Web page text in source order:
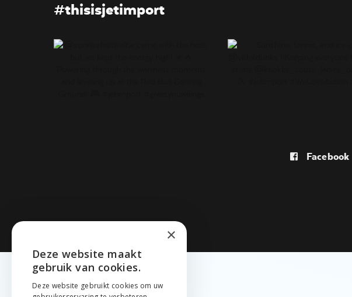
#thisisjetimport
Facebook
ENGLISH
×
Deze website maakt
gebruik van cookies.
Deze website gebruikt cookies om uw